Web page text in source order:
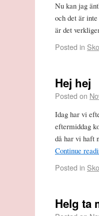
Nu kan jag
och det är
är det
Posted in
Hej hej
Posted on
Idag har vi
eftermiddag
då har vi haft
Continue
Posted in
Helg ta